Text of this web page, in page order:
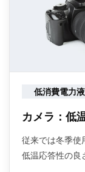
低消費電力
カメラ：低
従来では冬季使
低温応答性の良